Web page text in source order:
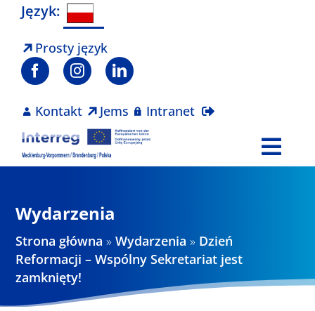
Skip
content
Język:
Prosty język
Kontakt Jems Intranet
Projekty
Aktualności
Wydarzenia
Strona główna »Wydarzenia » Dzień
Reformacji – Wspólny Sekretariat jest
zamknięty!